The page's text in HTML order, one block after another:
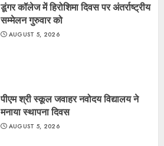
डूंगर कॉलेज में हिरोशिमा दिवस पर अंतर्राष्ट्रीय
सम्मेलन गुरुवार को
AUGUST 5, 2026
पीएम श्री स्कूल जवाहर नवोदय विद्यालय ने
मनाया स्थापना दिवस
AUGUST 5, 2026